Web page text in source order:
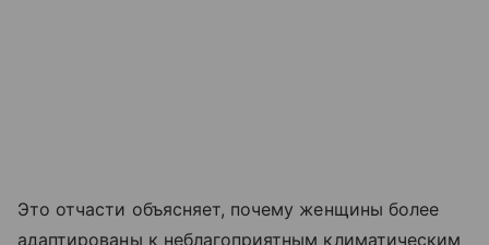
Это отчасти объясняет, почему женщины более
адаптированы к неблагоприятным климатическим